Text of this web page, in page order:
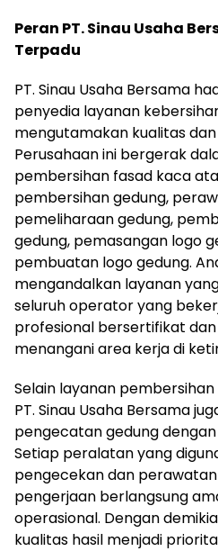
Peran PT. Sinau Usaha
Terpadu
PT. Sinau Usaha Bersama
penyedia layanan
mengutamakan kualitas
Perusahaan ini bergerak
pembersihan fasad kaca
pembersihan gedung,
pemeliharaan gedung,
gedung, pemasangan logo
pembuatan logo gedung.
mengandalkan layanan
seluruh operator yang
profesional bersertifikat
menangani area kerja di
Selain layanan
PT. Sinau Usaha Bersama
pengecatan gedung
Setiap peralatan yang
pengecekan dan
pengerjaan berlangsung
operasional. Dengan
kualitas hasil menjadi